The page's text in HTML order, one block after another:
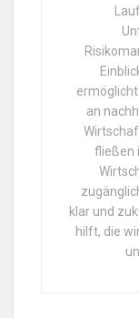
an
fließen
klar und
hilft, die